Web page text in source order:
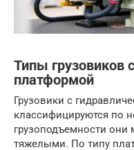
Типы грузовиков
платформой
Грузовики с
классифицируются по
грузоподъемности они
тяжелыми. По типу